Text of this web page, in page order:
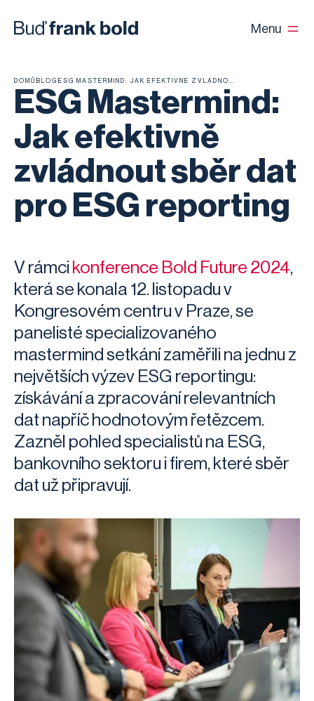
Menu
DOMŮ BLOG
ESG Mastermind:
Jak efektivně
zvládnout sběr dat
pro ESG reporting
V rámci konference Bold Future 2024,
která se konala 12. listopadu v
Kongresovém centru v Praze, se
panelisté specializovaného
mastermind setkání zaměřili na jednu z
největších výzev ESG reportingu:
získávání a zpracování relevantních
dat napříč hodnotovým řetězcem.
Zazněl pohled specialistů na ESG,
bankovního sektoru i firem, které sběr
dat už připravují.